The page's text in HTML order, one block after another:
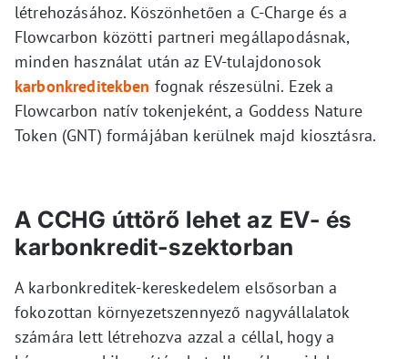
létrehozásához. Köszönhetően a C-Charge és a
Flowcarbon közötti partneri megállapodásnak,
minden használat után az EV-tulajdonosok
karbonkreditekben fognak részesülni. Ezek a
Flowcarbon natív tokenjeként, a Goddess Nature
Token (GNT) formájában kerülnek majd kiosztásra.
A CCHG úttörő lehet az EV- és
karbonkredit-szektorban
A karbonkreditek-kereskedelem elsősorban a
fokozottan környezetszennyező nagyvállalatok
számára lett létrehozva azzal a céllal, hogy a